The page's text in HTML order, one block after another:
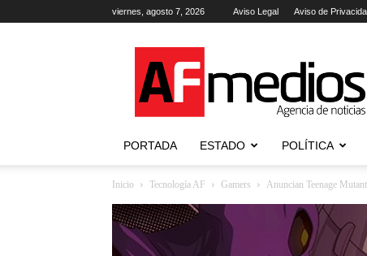
viernes, agosto 7, 2026 Aviso Legal Aviso de
Agencia
de
Noticias
PORTADA ESTADO POLÍTICA
Inicio Tecnología AF Gamers Anuncian Teenage